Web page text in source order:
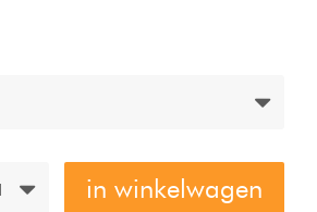
vanwege het comfortabele
in winkelwagen